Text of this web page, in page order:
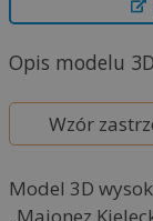
e
r
a
t
v
Opis modelu 3D
Wzór
Model 3D
„Majonez